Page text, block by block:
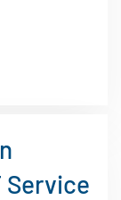
Service